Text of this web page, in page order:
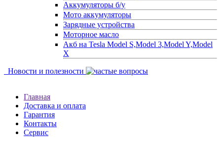
Аккумуляторы б/у
Мото аккумуляторы
Зарядные устройства
Моторное масло
Акб на Tesla Model S,Model 3,Model Y,Model
X
Новости и полезности
Главная
Доставка и оплата
Гарантия
Контакты
Сервис